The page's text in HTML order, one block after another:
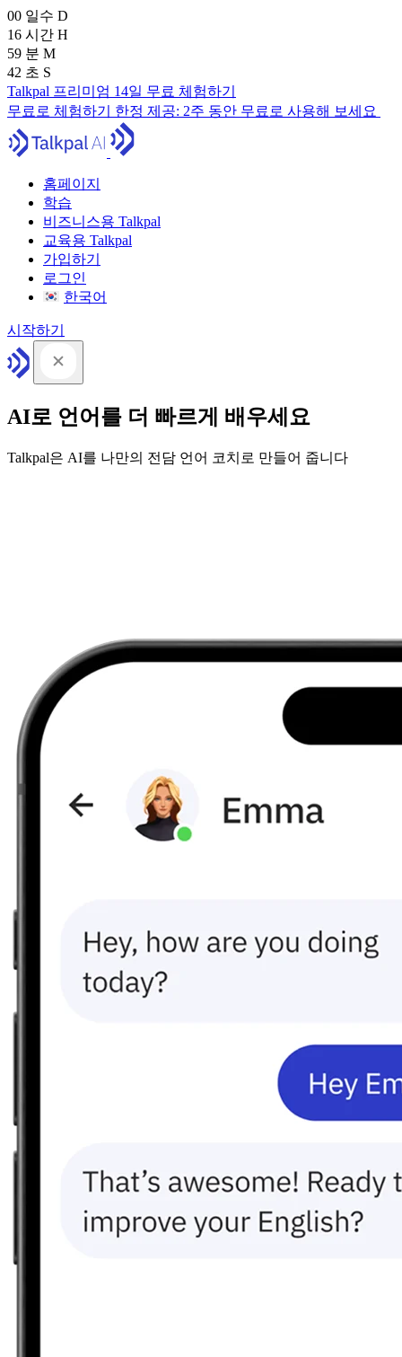
00 일수 D
16 시간 H
59 분 M
41 초 S
Talkpal 프리미엄 14일 무료 체험하기
무료로 체험하기 한정 제공: 2주 동안 무료로 사용해 보세요
홈페이지
학습
비즈니스용 Talkpal
교육용 Talkpal
가입하기
로그인
한국어
시작하기
AI로 언어를 더 빠르게 배우세요
Talkpal은 AI를 나만의 전담 언어 코치로 만들어 줍니다